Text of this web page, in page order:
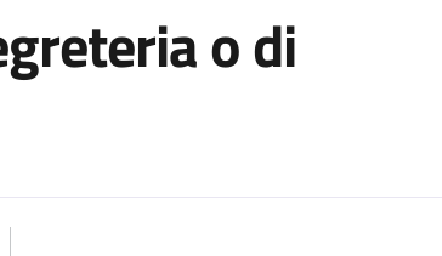
o di